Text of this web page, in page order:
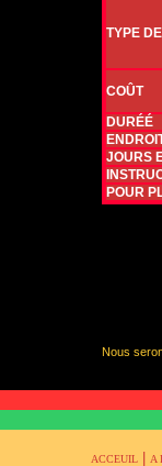
TYPE
COÛT
DURÉÉ
JOURS
POUR
Nous
ACCEUIL A